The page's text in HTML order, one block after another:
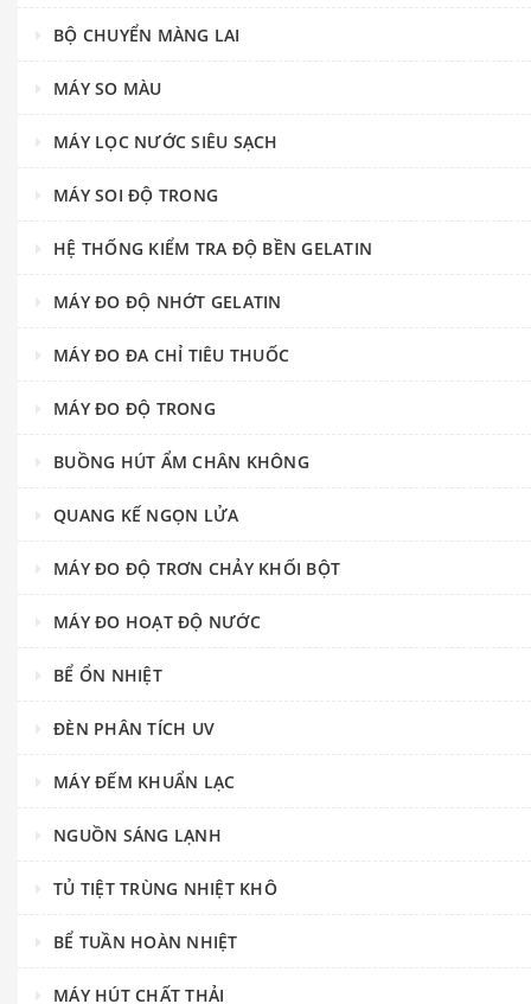
BỘ CHUYỂN MÀNG LAI
MÁY SO MÀU
MÁY LỌC NƯỚC SIÊU SẠCH
MÁY SOI ĐỘ TRONG
HỆ THỐNG KIỂM TRA ĐỘ BỀN GELATIN
MÁY ĐO ĐỘ NHỚT GELATIN
MÁY ĐO ĐA CHỈ TIÊU THUỐC
MÁY ĐO ĐỘ TRONG
BUỒNG HÚT ẨM CHÂN KHÔNG
QUANG KẾ NGỌN LỬA
MÁY ĐO ĐỘ TRƠN CHẢY KHỐI BỘT
MÁY ĐO HOẠT ĐỘ NƯỚC
BỂ ỔN NHIỆT
ĐÈN PHÂN TÍCH UV
MÁY ĐẾM KHUẨN LẠC
NGUỒN SÁNG LẠNH
TỦ TIỆT TRÙNG NHIỆT KHÔ
BỂ TUẦN HOÀN NHIỆT
MÁY HÚT CHẤT THẢI